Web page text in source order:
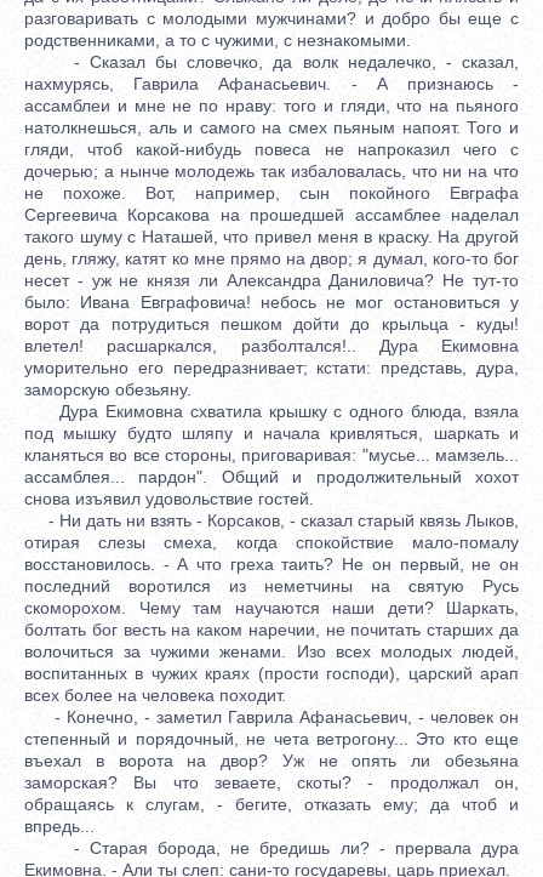
разговаривать с молодыми мужчинами? и добро бы еще с
родственниками, а то с чужими, с незнакомыми.
- Сказал бы словечко, да волк недалечко, - сказал,
нахмурясь, Гаврила Афанасьевич. - А признаюсь -
ассамблеи и мне не по нраву: того и гляди, что на пьяного
натолкнешься, аль и самого на смех пьяным напоят. Того и
гляди, чтоб какой-нибудь повеса не напроказил чего с
дочерью; а нынче молодежь так избаловалась, что ни на что
не похоже. Вот, например, сын покойного Евграфа
Сергеевича Корсакова на прошедшей ассамблее наделал
такого шуму с Наташей, что привел меня в краску. На другой
день, гляжу, катят ко мне прямо на двор; я думал, кого-то бог
несет - уж не князя ли Александра Даниловича? Не тут-то
было: Ивана Евграфовича! небось не мог остановиться у
ворот да потрудиться пешком дойти до крыльца - куды!
влетел! расшаркался, разболтался!.. Дура Екимовна
уморительно его передразнивает; кстати: представь, дура,
заморскую обезьяну.
Дура Екимовна схватила крышку с одного блюда, взяла
под мышку будто шляпу и начала кривляться, шаркать и
кланяться во все стороны, приговаривая: "мусье... мамзель...
ассамблея... пардон". Общий и продолжительный хохот
снова изъявил удовольствие гостей.
- Ни дать ни взять - Корсаков, - сказал старый квязь Лыков,
отирая слезы смеха, когда спокойствие мало-помалу
восстановилось. - А что греха таить? Не он первый, не он
последний воротился из неметчины на святую Русь
скоморохом. Чему там научаются наши дети? Шаркать,
болтать бог весть на каком наречии, не почитать старших да
волочиться за чужими женами. Изо всех молодых людей,
воспитанных в чужих краях (прости господи), царский арап
всех более на человека походит.
- Конечно, - заметил Гаврила Афанасьевич, - человек он
степенный и порядочный, не чета ветрогону... Это кто еще
въехал в ворота на двор? Уж не опять ли обезьяна
заморская? Вы что зеваете, скоты? - продолжал он,
обращаясь к слугам, - бегите, отказать ему; да чтоб и
впредь...
- Старая борода, не бредишь ли? - прервала дура
Екимовна. - Али ты слеп: сани-то государевы, царь приехал.